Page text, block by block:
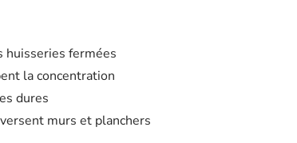
huisseries fermées
la concentration
dures
murs et planchers